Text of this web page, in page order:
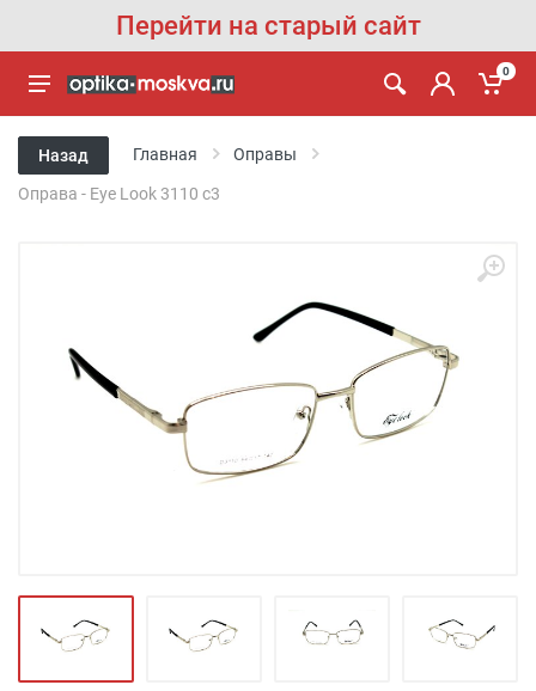
Перейти на старый сайт
0
Назад Главная Оправы
Оправа - Eye Look 3110 c3